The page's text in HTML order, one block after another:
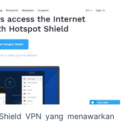
VPN yang menawarkan